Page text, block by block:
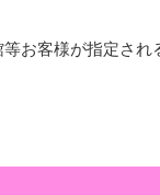
お客様が指定さ